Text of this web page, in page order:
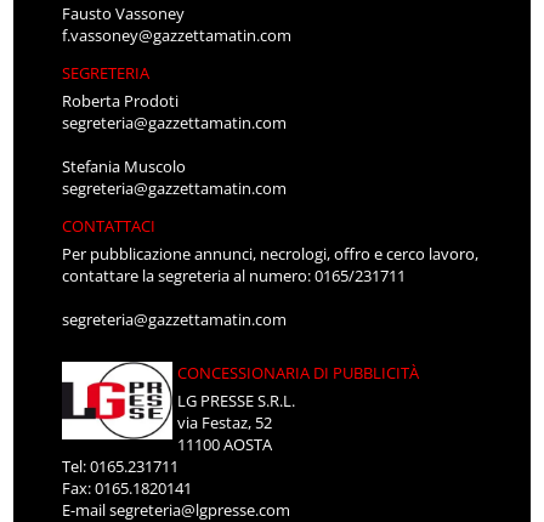
Fausto Vassoney
f.vassoney@gazzettamatin.com
SEGRETERIA
Roberta Prodoti
segreteria@gazzettamatin.com
Stefania Muscolo
segreteria@gazzettamatin.com
CONTATTACI
Per pubblicazione annunci, necrologi, offro e cerco lavoro,
contattare la segreteria al numero: 0165/231711
segreteria@gazzettamatin.com
CONCESSIONARIA DI PUBBLICITÀ
LG PRESSE S.R.L.
via Festaz, 52
11100 AOSTA
Tel: 0165.231711
Fax: 0165.1820141
E-mailsegreteria@lgpresse.com